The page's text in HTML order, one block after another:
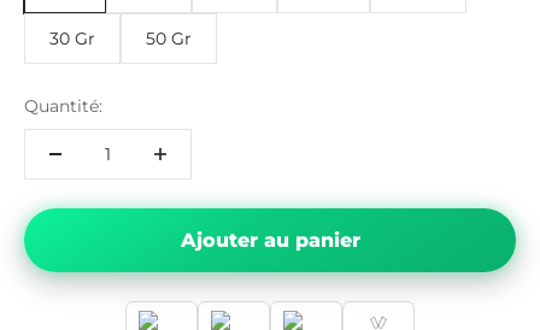
30 Gr 50 Gr
Quantité:
Ajouter au panier